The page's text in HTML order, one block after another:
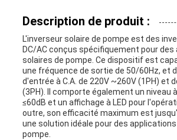
Description de produit :
L'inverseur solaire de pompe est des
DC/AC conçus spécifiquement pour
solaires de pompe. Ce dispositif est
une fréquence de sortie de 50/60Hz, et
d'entrée à C.A. de 220V ~260V (1PH) et
(3PH). Il comporte également un niveau
≤60dB et un affichage à LED pour
outre, son efficacité maximum est
une solution idéale pour des
pompe.